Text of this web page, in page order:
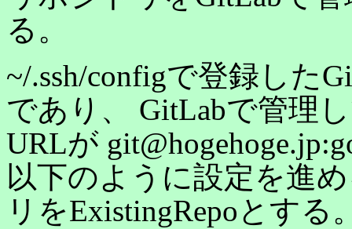
る。
~/.ssh/configで登録した
であり、 GitLabで管理
URLが
以下のように設定を進
リをExistingRepoとする